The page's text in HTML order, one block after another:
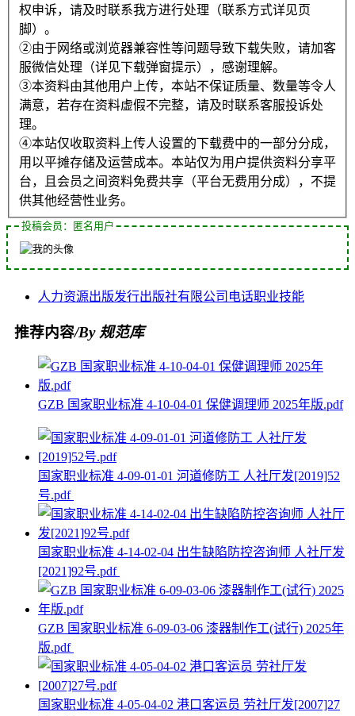
权申诉，请及时联系我方进行处理（联系方式详见页
脚）。
②由于网络或浏览器兼容性等问题导致下载失败，请加客
服微信处理（详见下载弹窗提示），感谢理解。
③本资料由其他用户上传，本站不保证质量、数量等令人
满意，若存在资料虚假不完整，请及时联系客服投诉处
理。
④本站仅收取资料上传人设置的下载费中的一部分分成，
用以平摊存储及运营成本。本站仅为用户提供资料分享平
台，且会员之间资料免费共享（平台无费用分成），不提
供其他经营性业务。
投稿会员：匿名用户
人力资源出版发行出版社有限公司 电话职业技能
推荐内容/By 规范库
GZB 国家职业标准 4-10-04-01 保健调理师 2025年版.pdf
国家职业标准 4-09-01-01 河道修防工 人社厅发[2019]52
号.pdf
国家职业标准 4-14-02-04 出生缺陷防控咨询师 人社厅发
[2021]92号.pdf
GZB 国家职业标准 6-09-03-06 漆器制作工(试行) 2025年
版.pdf
国家职业标准 4-05-04-02 港口客运员 劳社厅发[2007]27